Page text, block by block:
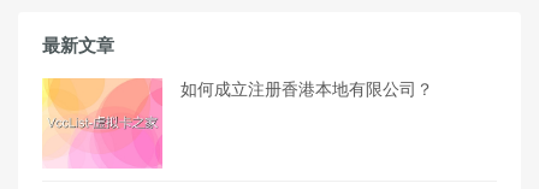
最新文章
如何成立注册香港本地有限公司？